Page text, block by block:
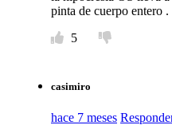
pinta de cuerpo entero .
5
casimiro
hace 7 meses